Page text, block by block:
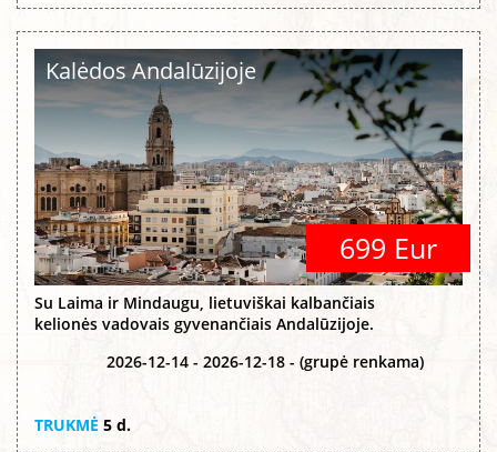
Kalėdos Andalūzijoje
699 Eur
Su Laima ir Mindaugu, lietuviškai kalbančiais
kelionės vadovais gyvenančiais Andalūzijoje.
2026-12-14 - 2026-12-18 - (grupė renkama)
TRUKMĖ 5 d.